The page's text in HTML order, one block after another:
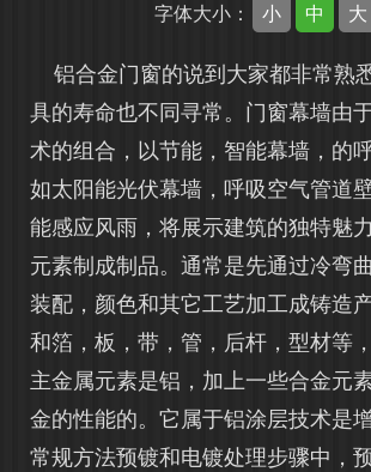
字体大小： 小 中 大
铝合金门窗的说到大家都非常熟
具的寿命也不同寻常。门窗幕墙由
术的组合，以节能，智能幕墙，的
如太阳能光伏幕墙，呼吸空气管道
能感应风雨，将展示建筑的独特魅
元素制成制品。通常是先通过冷弯
装配，颜色和其它工艺加工成铸造
和箔，板，带，管，后杆，型材等
主金属元素是铝，加上一些合金元
金的性能的。它属于铝涂层技术是
常规方法预镀和电镀处理步骤中，